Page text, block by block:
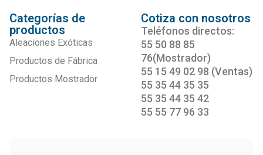
Categorías de
productos
Aleaciones Exóticas
Productos de Fábrica
Productos Mostrador
Cotiza con nosotros
Teléfonos directos:
55 50 88 85
76(Mostrador)
55 15 49 02 98 (Ventas)
55 35 44 35 35
55 35 44 35 42
55 55 77 96 33